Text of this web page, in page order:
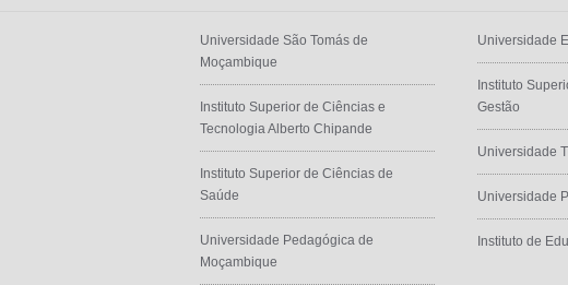
Universidade São Tomás de
Moçambique
Instituto Superior de Ciências e
Tecnologia Alberto Chipande
Instituto Superior de Ciências de
Saúde
Universidade Pedagógica de
Moçambique
Universidade
Instituto
Gestão
Universidade
Universidade
Instituto de